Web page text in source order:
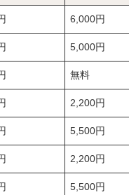
6,000円
5,000円
無料
2,200円
5,500円
2,200円
5,500円